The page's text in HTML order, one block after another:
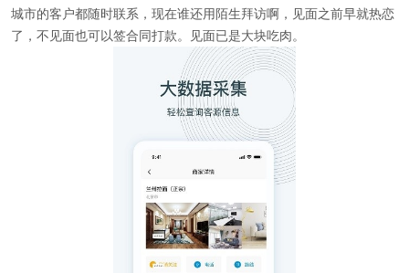
城市的客户都随时联系，现在谁还用陌生拜访啊，见面之前早就热恋
了，不见面也可以签合同打款。见面已是大块吃肉。